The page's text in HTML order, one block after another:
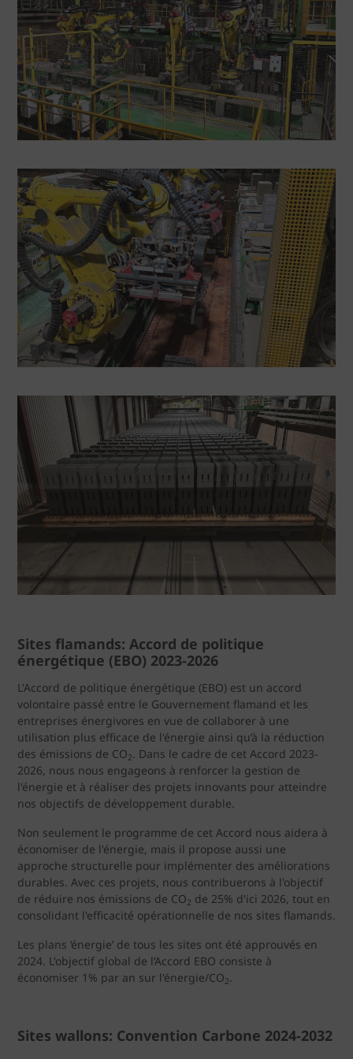
Sites flamands: Accord de politique
énergétique (EBO) 2023-2026
L'Accord de politique énergétique (EBO) est un accord
volontaire passé entre le Gouvernement flamand et les
entreprises énergivores en vue de collaborer à une
utilisation plus efficace de l'énergie ainsi qu’à la réduction
des émissions de CO2. Dans le cadre de cet Accord 2023-
2026, nous nous engageons à renforcer la gestion de
l'énergie et à réaliser des projets innovants pour atteindre
nos objectifs de développement durable.
Non seulement le programme de cet Accord nous aidera à
économiser de l'énergie, mais il propose aussi une
approche structurelle pour implémenter des améliorations
durables. Avec ces projets, nous contribuerons à l'objectif
de réduire nos émissions de CO2 de 25% d'ici 2026, tout en
consolidant l'efficacité opérationnelle de nos sites flamands.
Les plans ‘énergie’ de tous les sites ont été approuvés en
2024. L'objectif global de l’Accord EBO consiste à
économiser 1% par an sur l'énergie/CO2.
Sites wallons: Convention Carbone 2024-2032